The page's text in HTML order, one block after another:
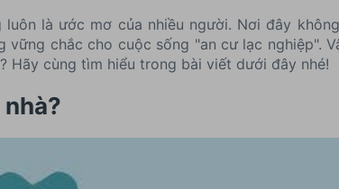
là ước mơ của nhiều người. Nơi đây
vững chắc cho cuộc sống "an cư lạc nghiệp".
Hãy cùng tìm hiểu trong bài viết dưới đây nhé!